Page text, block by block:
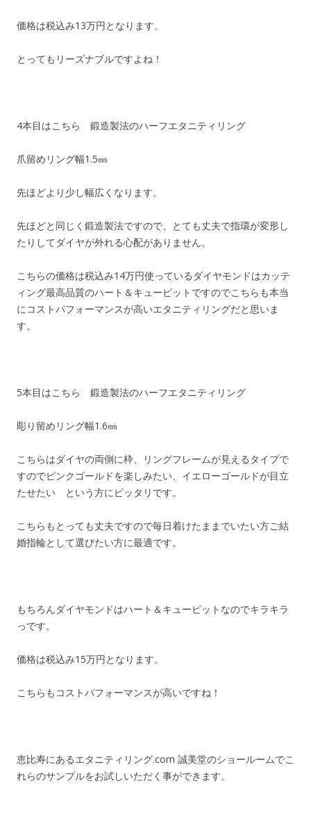
価格は税込み13万円となります。
とってもリーズナブルですよね！
4本目はこちら 鍛造製法のハーフエタニティリング
爪留めリング幅1.5㎜
先ほどより少し幅広くなります。
先ほどと同じく鍛造製法ですので、とても丈夫で指環が変形し
たりしてダイヤが外れる心配がありません。
こちらの価格は税込み14万円使っているダイヤモンドはカッテ
ィング最高品質のハート＆キューピットですのでこちらも本当
にコストパフォーマンスが高いエタニティリングだと思いま
す。
5本目はこちら 鍛造製法のハーフエタニティリング
彫り留めリング幅1.6㎜
こちらはダイヤの両側に枠、リングフレームが見えるタイプで
すのでピンクゴールドを楽しみたい、イエローゴールドが目立
たせたい という方にピッタリです。
こちらもとっても丈夫ですので毎日着けたままでいたい方ご結
婚指輪として選びたい方に最適です。
もちろんダイヤモンドはハート＆キューピットなのでキラキラ
っです。
価格は税込み15万円となります。
こちらもコストパフォーマンスが高いですね！
恵比寿にあるエタニティリング.com 誠美堂のショールームでこ
れらのサンプルをお試しいただく事ができます。